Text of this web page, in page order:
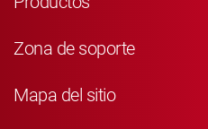
Zona de soporte
Mapa del sitio